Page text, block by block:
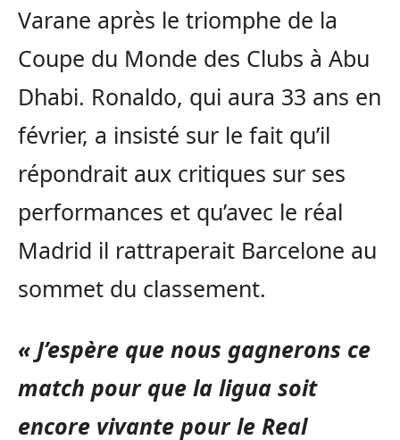
Varane après le triomphe de la
Coupe du Monde des Clubs à Abu
Dhabi. Ronaldo, qui aura 33 ans en
février, a insisté sur le fait qu’il
répondrait aux critiques sur ses
performances et qu’avec le réal
Madrid il rattraperait Barcelone au
sommet du classement.
« J’espère que nous gagnerons ce
match pour que la ligua soit
encore vivante pour le Real